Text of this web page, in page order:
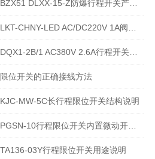
限位开关的正确接线方法
KJC-MW-5C长行程限位开关结构说明
TA136-03Y行程限位开关用途说明